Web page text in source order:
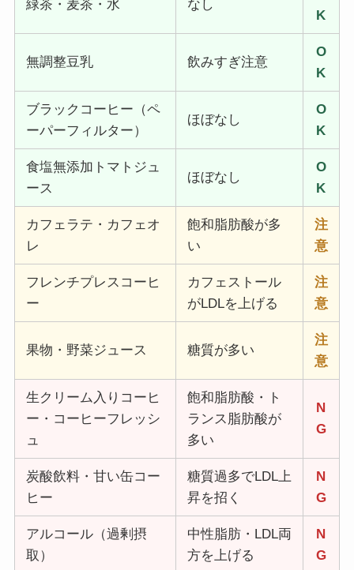
緑茶・麦茶・水 なし
K
無調整豆乳 飲みすぎ注意
O
K
ブラックコーヒー（ペ
ーパーフィルター）
ほぼなし
O
K
食塩無添加トマトジュ
ース
ほぼなし
O
K
カフェラテ・カフェオ
レ
飽和脂肪酸が多
い
注
意
フレンチプレスコーヒ
ー
カフェストール
がLDLを上げる
注
意
果物・野菜ジュース 糖質が多い
注
意
生クリーム入りコーヒ
ー・コーヒーフレッシ
ュ
飽和脂肪酸・ト
ランス脂肪酸が
多い
N
G
炭酸飲料・甘い缶コー
ヒー
糖質過多でLDL上
昇を招く
N
G
アルコール（過剰摂
取）
中性脂肪・LDL両
方を上げる
N
G